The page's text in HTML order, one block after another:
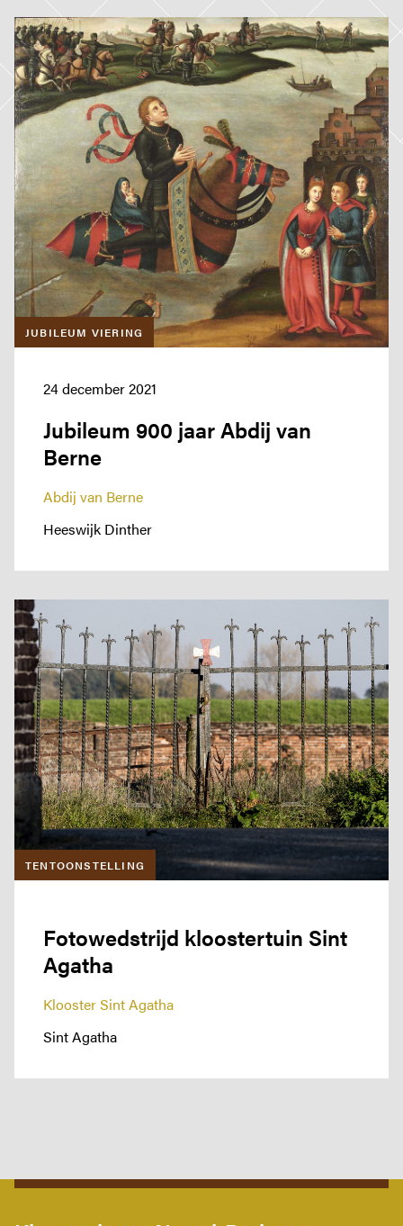
Jaar van het Brabants Kloosterleven
Actueel
Kloostergeschiedenis
Nieuwsbrief
Contact
Privacy verklaring
Toegankelijkheidsverklaring
JUBILEUM VIERING
24 december 2021
Jubileum 900 jaar Abdij van
Berne
Abdij van Berne
Heeswijk Dinther
TENTOONSTELLING
Fotowedstrijd kloostertuin Sint
Agatha
Klooster Sint Agatha
Sint Agatha